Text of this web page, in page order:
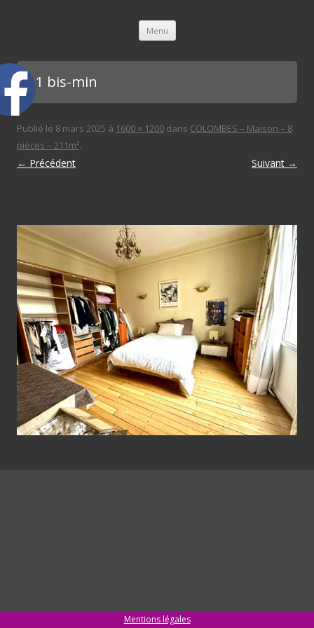
Menu Aller au contenu principal
ch 1 bis-min
Publié le 8 mars 2025 à 1600 × 1200 dans COLOMBES – Maison – 8
pièces – 211m².
← Précédent Suivant →
Mentions légales